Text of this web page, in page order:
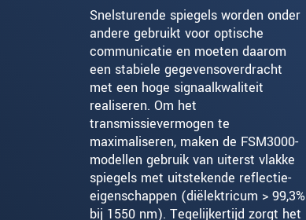
Snelsturende spiegels worden onder
andere gebruikt voor optische
communicatie en moeten daarom
een ​​stabiele gegevensoverdracht
met een hoge signaalkwaliteit
realiseren. Om het
transmissievermogen te
maximaliseren, maken de FSM3000-
modellen gebruik van uiterst vlakke
spiegels met uitstekende reflectie-
eigenschappen (diëlektricum > 99,3%
bij 1550 nm). Tegelijkertijd zorgt het